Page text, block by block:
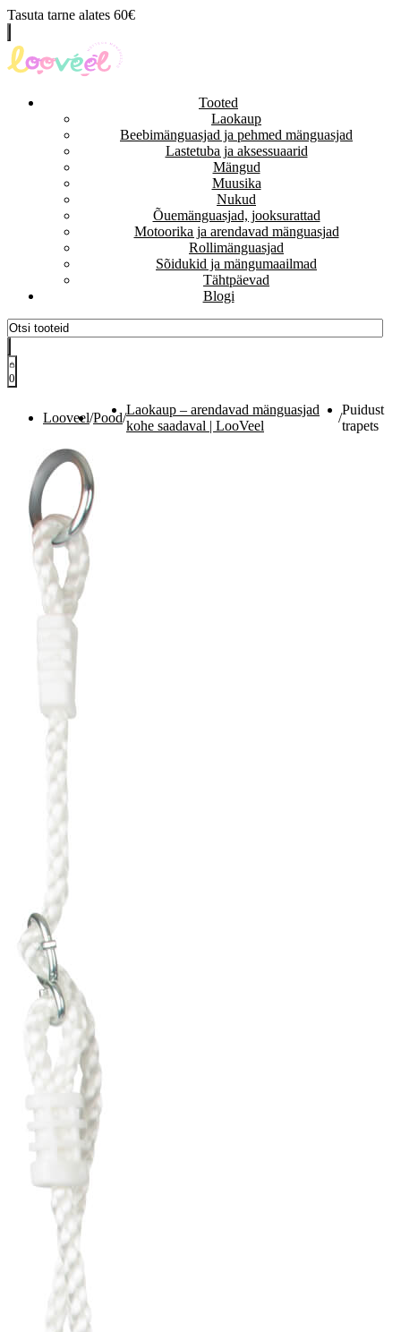
Tasuta tarne alates 60€
Tooted
Laokaup
Beebimänguasjad ja pehmed mänguasjad
Lastetuba ja aksessuaarid
Mängud
Muusika
Nukud
Õuemänguasjad, jooksurattad
Motoorika ja arendavad mänguasjad
Rollimänguasjad
Sõidukid ja mängumaailmad
Tähtpäevad
Blogi
0
Looveel/Pood/
Laokaup – arendavad mänguasjad
kohe saadaval | LooVeel
/
Puidust
trapets